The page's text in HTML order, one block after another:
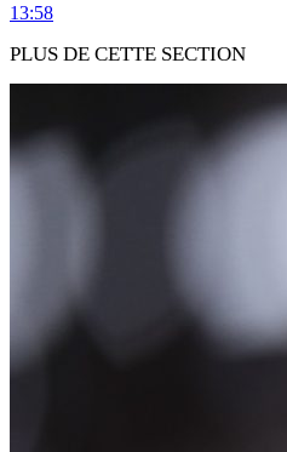
13:58
PLUS DE CETTE SECTION